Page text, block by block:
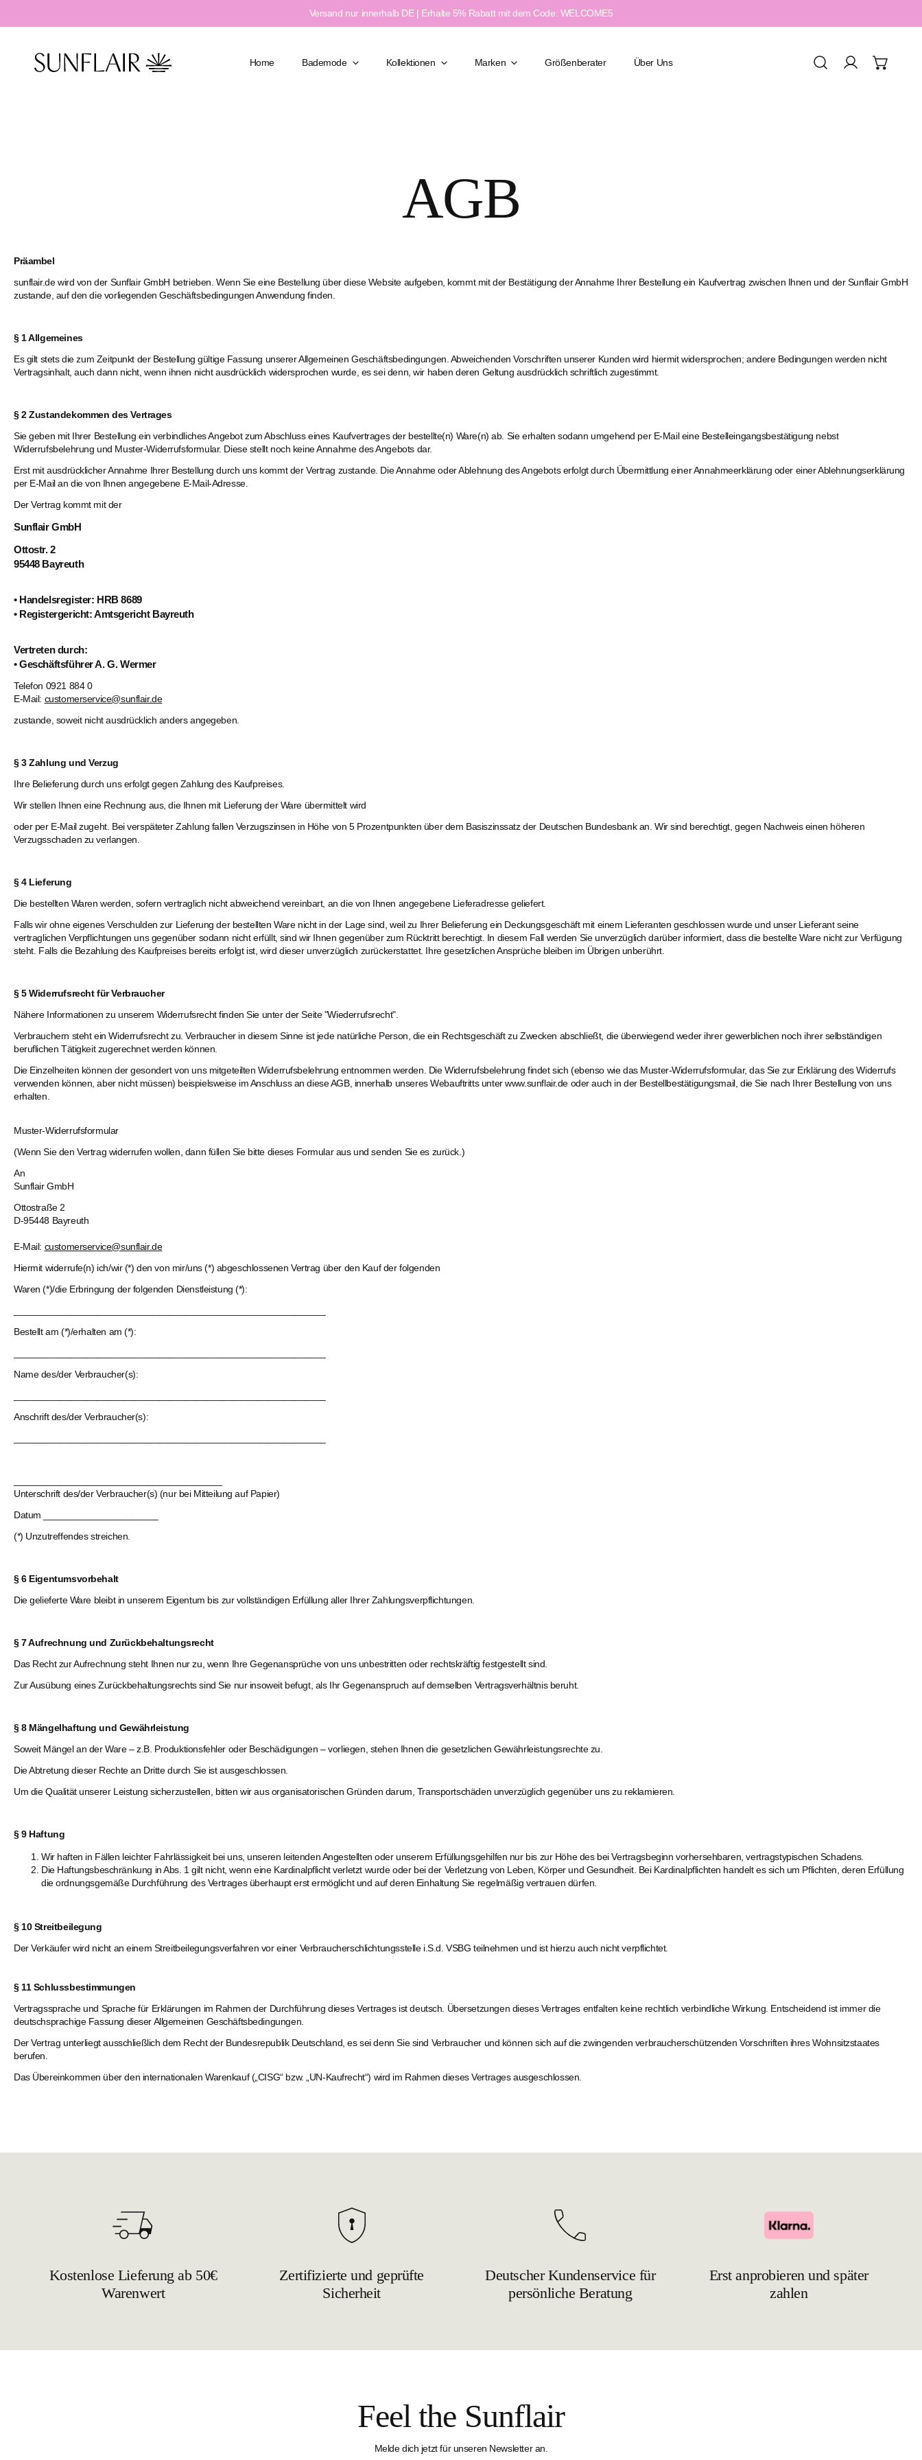
Versand nur innerhalb DE | Erhalte 5% Rabatt mit dem Code: WELCOME5
Home Bademode
Accessories
Moderner Chic
Feminin & Sexy
Neutrale Töne
Kräftige Töne
Kollektionen Marken Größenberater Über Uns Einloggen
AGB
Präambel
sunflair.de wird von der Sunflair GmbH betrieben. Wenn Sie eine Bestellung über diese Website aufgeben, kommt mit der Bestätigung der Annahme Ihrer Bestellung ein Kaufvertrag zwischen Ihnen und der Sunflair GmbH
zustande, auf den die vorliegenden Geschäftsbedingungen Anwendung finden.
§ 1 Allgemeines
Es gilt stets die zum Zeitpunkt der Bestellung gültige Fassung unserer Allgemeinen Geschäftsbedingungen. Abweichenden Vorschriften unserer Kunden wird hiermit widersprochen; andere Bedingungen werden nicht
Vertragsinhalt, auch dann nicht, wenn ihnen nicht ausdrücklich widersprochen wurde, es sei denn, wir haben deren Geltung ausdrücklich schriftlich zugestimmt.
§ 2 Zustandekommen des Vertrages
Sie geben mit Ihrer Bestellung ein verbindliches Angebot zum Abschluss eines Kaufvertrages der bestellte(n) Ware(n) ab. Sie erhalten sodann umgehend per E-Mail eine Bestelleingangsbestätigung nebst
Widerrufsbelehrung und Muster-Widerrufsformular. Diese stellt noch keine Annahme des Angebots dar.
Erst mit ausdrücklicher Annahme Ihrer Bestellung durch uns kommt der Vertrag zustande. Die Annahme oder Ablehnung des Angebots erfolgt durch Übermittlung einer Annahmeerklärung oder einer Ablehnungserklärung
per E-Mail an die von Ihnen angegebene E-Mail-Adresse.
Der Vertrag kommt mit der
Sunflair GmbH
Ottostr. 2
95448 Bayreuth
• Handelsregister: HRB 8689
• Registergericht: Amtsgericht Bayreuth
Vertreten durch:
• Geschäftsführer A. G. Wermer
Telefon 0921 884 0
E-Mail: customerservice@sunflair.de
zustande, soweit nicht ausdrücklich anders angegeben.
§ 3 Zahlung und Verzug
Ihre Belieferung durch uns erfolgt gegen Zahlung des Kaufpreises.
Wir stellen Ihnen eine Rechnung aus, die Ihnen mit Lieferung der Ware übermittelt wird
oder per E-Mail zugeht. Bei verspäteter Zahlung fallen Verzugszinsen in Höhe von 5 Prozentpunkten über dem Basiszinssatz der Deutschen Bundesbank an. Wir sind berechtigt, gegen Nachweis einen höheren
Verzugsschaden zu verlangen.
§ 4 Lieferung
Die bestellten Waren werden, sofern vertraglich nicht abweichend vereinbart, an die von Ihnen angegebene Lieferadresse geliefert.
Falls wir ohne eigenes Verschulden zur Lieferung der bestellten Ware nicht in der Lage sind, weil zu Ihrer Belieferung ein Deckungsgeschäft mit einem Lieferanten geschlossen wurde und unser Lieferant seine
vertraglichen Verpflichtungen uns gegenüber sodann nicht erfüllt, sind wir Ihnen gegenüber zum Rücktritt berechtigt. In diesem Fall werden Sie unverzüglich darüber informiert, dass die bestellte Ware nicht zur Verfügung
steht. Falls die Bezahlung des Kaufpreises bereits erfolgt ist, wird dieser unverzüglich zurückerstattet. Ihre gesetzlichen Ansprüche bleiben im Übrigen unberührt.
§ 5 Widerrufsrecht für Verbraucher
Nähere Informationen zu unserem Widerrufsrecht finden Sie unter der Seite "Wiederrufsrecht".
Verbrauchern steht ein Widerrufsrecht zu. Verbraucher in diesem Sinne ist jede natürliche Person, die ein Rechtsgeschäft zu Zwecken abschließt, die überwiegend weder ihrer gewerblichen noch ihrer selbständigen
beruflichen Tätigkeit zugerechnet werden können.
Die Einzelheiten können der gesondert von uns mitgeteilten Widerrufsbelehrung entnommen werden. Die Widerrufsbelehrung findet sich (ebenso wie das Muster-Widerrufsformular, das Sie zur Erklärung des Widerrufs
verwenden können, aber nicht müssen) beispielsweise im Anschluss an diese AGB, innerhalb unseres Webauftritts unter www.sunflair.de oder auch in der Bestellbestätigungsmail, die Sie nach Ihrer Bestellung von uns
erhalten.
Muster-Widerrufsformular
(Wenn Sie den Vertrag widerrufen wollen, dann füllen Sie bitte dieses Formular aus und senden Sie es zurück.)
An
Sunflair GmbH
Ottostraße 2
D-95448 Bayreuth
E-Mail: customerservice@sunflair.de
Hiermit widerrufe(n) ich/wir (*) den von mir/uns (*) abgeschlossenen Vertrag über den Kauf der folgenden
Waren (*)/die Erbringung der folgenden Dienstleistung (*):
Bestellt am (*)/erhalten am (*):
Name des/der Verbraucher(s):
Anschrift des/der Verbraucher(s):
Unterschrift des/der Verbraucher(s) (nur bei Mitteilung auf Papier)
Datum ______________________
(*) Unzutreffendes streichen.
§ 6 Eigentumsvorbehalt
Die gelieferte Ware bleibt in unserem Eigentum bis zur vollständigen Erfüllung aller Ihrer Zahlungsverpflichtungen.
§ 7 Aufrechnung und Zurückbehaltungsrecht
Das Recht zur Aufrechnung steht Ihnen nur zu, wenn Ihre Gegenansprüche von uns unbestritten oder rechtskräftig festgestellt sind.
Zur Ausübung eines Zurückbehaltungsrechts sind Sie nur insoweit befugt, als Ihr Gegenanspruch auf demselben Vertragsverhältnis beruht.
§ 8 Mängelhaftung und Gewährleistung
Soweit Mängel an der Ware – z.B. Produktionsfehler oder Beschädigungen – vorliegen, stehen Ihnen die gesetzlichen Gewährleistungsrechte zu.
Die Abtretung dieser Rechte an Dritte durch Sie ist ausgeschlossen.
Um die Qualität unserer Leistung sicherzustellen, bitten wir aus organisatorischen Gründen darum, Transportschäden unverzüglich gegenüber uns zu reklamieren.
§ 9 Haftung
Wir haften in Fällen leichter Fahrlässigkeit bei uns, unseren leitenden Angestellten oder unserem Erfüllungsgehilfen nur bis zur Höhe des bei Vertragsbeginn vorhersehbaren, vertragstypischen Schadens.
Die Haftungsbeschränkung in Abs. 1 gilt nicht, wenn eine Kardinalpflicht verletzt wurde oder bei der Verletzung von Leben, Körper und Gesundheit. Bei Kardinalpflichten handelt es sich um Pflichten, deren Erfüllung
die ordnungsgemäße Durchführung des Vertrages überhaupt erst ermöglicht und auf deren Einhaltung Sie regelmäßig vertrauen dürfen.
§ 10 Streitbeilegung
Der Verkäufer wird nicht an einem Streitbeilegungsverfahren vor einer Verbraucherschlichtungsstelle i.S.d. VSBG teilnehmen und ist hierzu auch nicht verpflichtet.
§ 11 Schlussbestimmungen
Vertragssprache und Sprache für Erklärungen im Rahmen der Durchführung dieses Vertrages ist deutsch. Übersetzungen dieses Vertrages entfalten keine rechtlich verbindliche Wirkung. Entscheidend ist immer die
deutschsprachige Fassung dieser Allgemeinen Geschäftsbedingungen.
Der Vertrag unterliegt ausschließlich dem Recht der Bundesrepublik Deutschland, es sei denn Sie sind Verbraucher und können sich auf die zwingenden verbraucherschützenden Vorschriften ihres Wohnsitzstaates
berufen.
Das Übereinkommen über den internationalen Warenkauf („CISG“ bzw. „UN-Kaufrecht“) wird im Rahmen dieses Vertrages ausgeschlossen.
Kostenlose Lieferung ab 50€
Warenwert
Zertifizierte und geprüfte
Sicherheit
Deutscher Kundenservice für
persönliche Beratung
Erst anprobieren und später
zahlen
Feel the Sunflair
Melde dich jetzt für unseren Newsletter an.